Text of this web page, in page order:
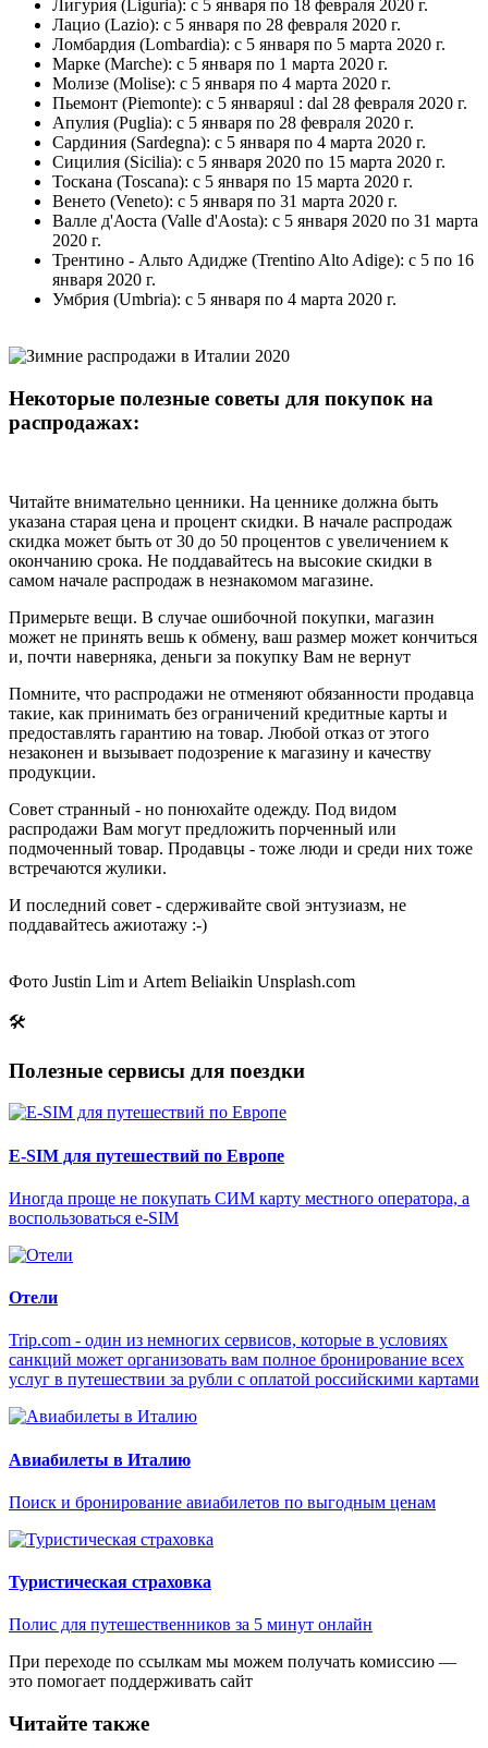
Лигурия (Liguria): с 5 января по 18 февраля 2020 г.
Лацио (Lazio): с 5 января по 28 февраля 2020 г.
Ломбардия (Lombardia): с 5 января по 5 марта 2020 г.
Марке (Marche): с 5 января по 1 марта 2020 г.
Молизе (Molise): с 5 января по 4 марта 2020 г.
Пьемонт (Piemonte): с 5 январяul : dal 28 февраля 2020 г.
Апулия (Puglia): с 5 января по 28 февраля 2020 г.
Сардиния (Sardegna): с 5 января по 4 марта 2020 г.
Сицилия (Sicilia): с 5 января 2020 по 15 марта 2020 г.
Тоскана (Toscana): с 5 января по 15 марта 2020 г.
Венето (Veneto): с 5 января по 31 марта 2020 г.
Валле д'Аоста (Valle d'Aosta): с 5 января 2020 по 31 марта
2020 г.
Трентино - Альто Адидже (Trentino Alto Adige): с 5 по 16
января 2020 г.
Умбрия (Umbria): с 5 января по 4 марта 2020 г.
Некоторые полезные советы для покупок на
распродажах:
Читайте внимательно ценники. На ценнике должна быть
указана старая цена и процент скидки. В начале распродаж
скидка может быть от 30 до 50 процентов с увеличением к
окончанию срока. Не поддавайтесь на высокие скидки в
самом начале распродаж в незнакомом магазине.
Примерьте вещи. В случае ошибочной покупки, магазин
может не принять вешь к обмену, ваш размер может кончиться
и, почти наверняка, деньги за покупку Вам не вернут
Помните, что распродажи не отменяют обязанности продавца
такие, как принимать без ограничений кредитные карты и
предоставлять гарантию на товар. Любой отказ от этого
незаконен и вызывает подозрение к магазину и качеству
продукции.
Совет странный - но понюхайте одежду. Под видом
распродажи Вам могут предложить порченный или
подмоченный товар. Продавцы - тоже люди и среди них тоже
встречаются жулики.
И последний совет - сдерживайте свой энтузиазм, не
поддавайтесь ажиотажу :-)
Фото Justin Lim и Artem Beliaikin Unsplash.com
🛠
Полезные сервисы для поездки
E-SIM для путешествий по Европе
Иногда проще не покупать СИМ карту местного оператора, а
воспользоваться e-SIM
Отели
Trip.com - один из немногих сервисов, которые в условиях
санкций может организовать вам полное бронирование всех
услуг в путешествии за рубли с оплатой российскими картами
Авиабилеты в Италию
Поиск и бронирование авиабилетов по выгодным ценам
Туристическая страховка
Полис для путешественников за 5 минут онлайн
При переходе по ссылкам мы можем получать комиссию —
это помогает поддерживать сайт
Читайте также